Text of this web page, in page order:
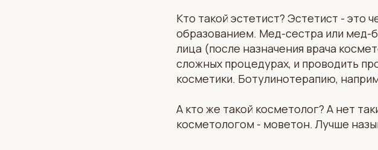
Кто такой эстетист? Эстетист -
образованием. Мед-сестра или мед-
лица (после назначения врача
сложных процедурах, и проводить
косметики. Ботулинотерапию,
А кто же такой косметолог? А нет
косметологом - моветон. Лучше